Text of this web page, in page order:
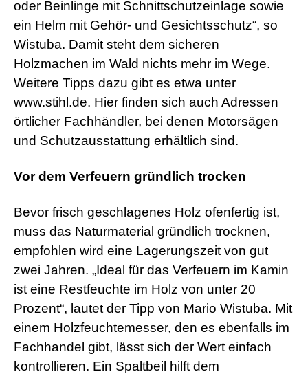
oder Beinlinge mit Schnittschutzeinlage sowie
ein Helm mit Gehör- und Gesichtsschutz“, so
Wistuba. Damit steht dem sicheren
Holzmachen im Wald nichts mehr im Wege.
Weitere Tipps dazu gibt es etwa unter
www.stihl.de. Hier finden sich auch Adressen
örtlicher Fachhändler, bei denen Motorsägen
und Schutzausstattung erhältlich sind.
Vor dem Verfeuern gründlich trocken
Bevor frisch geschlagenes Holz ofenfertig ist,
muss das Naturmaterial gründlich trocknen,
empfohlen wird eine Lagerungszeit von gut
zwei Jahren. „Ideal für das Verfeuern im Kamin
ist eine Restfeuchte im Holz von unter 20
Prozent“, lautet der Tipp von Mario Wistuba. Mit
einem Holzfeuchtemesser, den es ebenfalls im
Fachhandel gibt, lässt sich der Wert einfach
kontrollieren. Ein Spaltbeil hilft dem